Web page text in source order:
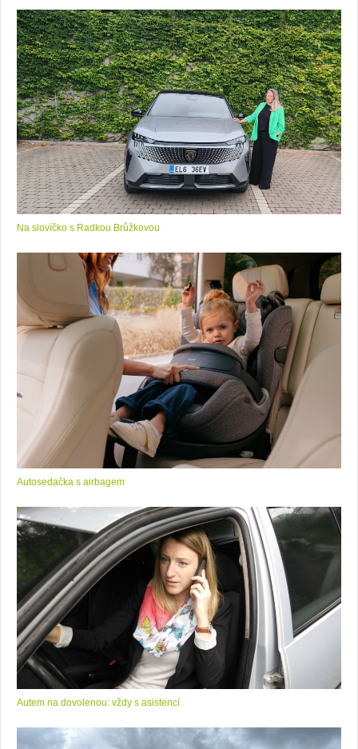
Na slovíčko s Radkou Brůžkovou
Autosedačka s airbagem
Autem na dovolenou: vždy s asistencí